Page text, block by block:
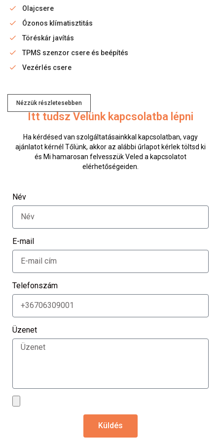
Olajcsere
Ózonos klímatisztitás
Töréskár javítás
TPMS szenzor csere és beépítés
Vezérlés csere
Nézzük részletesebben
Itt tudsz Velünk kapcsolatba lépni
Ha kérdésed van szolgáltatásainkkal kapcsolatban, vagy
ajánlatot kérnél Tőlünk, akkor az alábbi űrlapot kérlek töltsd ki
és Mi hamarosan felvesszük Veled a kapcsolatot
elérhetőségeiden.
Név
E-mail
Telefonszám
Üzenet
Küldés